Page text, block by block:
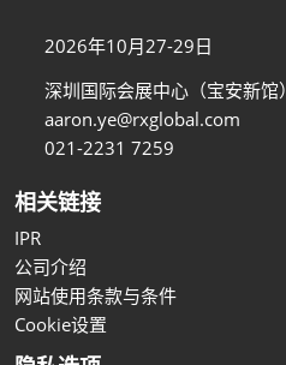
2026年10月27-29日
深圳国际会展中心（宝安新馆）
aaron.ye@rxglobal.com
021-2231 7259
相关链接
IPR
公司介绍
网站使用条款与条件
Cookie设置